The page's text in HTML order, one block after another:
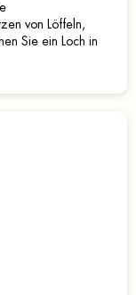
von Löffeln,
Sie ein Loch in